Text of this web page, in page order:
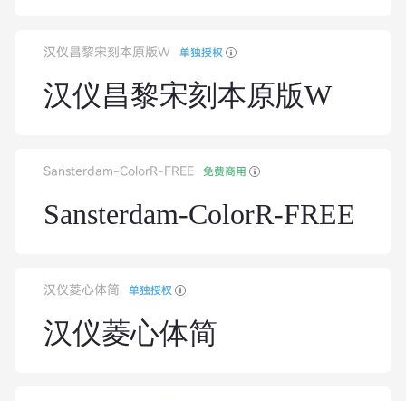
汉仪昌黎宋刻本原版W 单独授权
汉仪昌黎宋刻本原版W
Sansterdam-ColorR-FREE 免费商用
Sansterdam-ColorR-FREE
汉仪菱心体简 单独授权
汉仪菱心体简